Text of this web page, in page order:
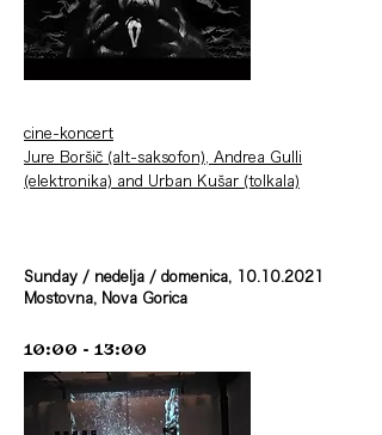
cine-koncert
Jure Boršič (alt-saksofon), Andrea Gulli
(elektronika) and Urban Kušar (tolkala)
Sunday / nedelja / domenica,
10.10.2021
Mostovna, Nova Gorica
10:00 - 13:00